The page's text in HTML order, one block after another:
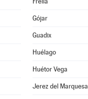
Gójar
Guadix
Huélago
Huétor Vega
Jerez del